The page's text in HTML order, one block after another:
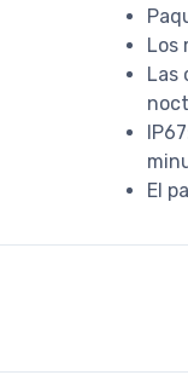
Los
Las
El